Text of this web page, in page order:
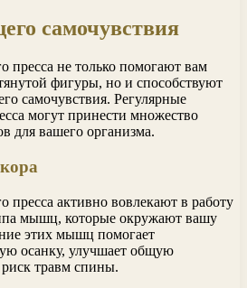
самочувствия
пресса не только помогают вам
фигуры, но и способствуют
самочувствия. Регулярные
могут принести множество
для вашего организма.
пресса активно вовлекают в работу
мышц, которые окружают вашу
этих мышц помогает
осанку, улучшает общую
риск травм спины.